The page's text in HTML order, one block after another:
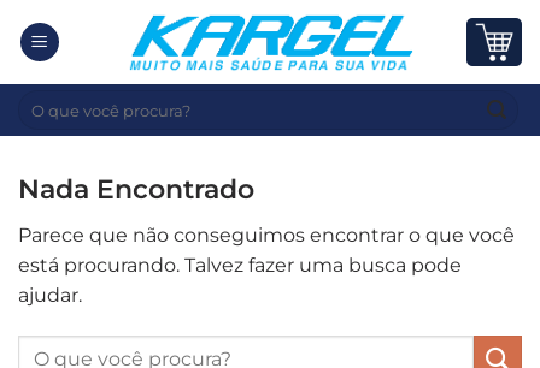
Nada Encontrado
Parece que não conseguimos encontrar o que você
está procurando. Talvez fazer uma busca pode
ajudar.